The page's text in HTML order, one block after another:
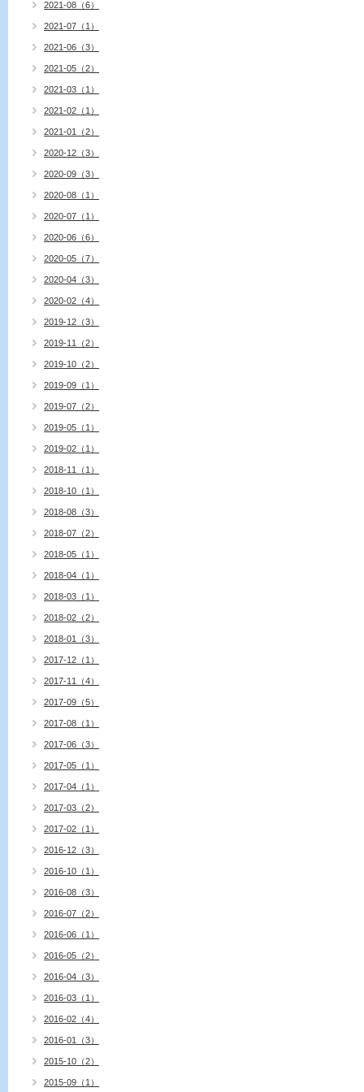
2021-08（6）
2021-07（1）
2021-06（3）
2021-05（2）
2021-03（1）
2021-02（1）
2021-01（2）
2020-12（3）
2020-09（3）
2020-08（1）
2020-07（1）
2020-06（6）
2020-05（7）
2020-04（3）
2020-02（4）
2019-12（3）
2019-11（2）
2019-10（2）
2019-09（1）
2019-07（2）
2019-05（1）
2019-02（1）
2018-11（1）
2018-10（1）
2018-08（3）
2018-07（2）
2018-05（1）
2018-04（1）
2018-03（1）
2018-02（2）
2018-01（3）
2017-12（1）
2017-11（4）
2017-09（5）
2017-08（1）
2017-06（3）
2017-05（1）
2017-04（1）
2017-03（2）
2017-02（1）
2016-12（3）
2016-10（1）
2016-08（3）
2016-07（2）
2016-06（1）
2016-05（2）
2016-04（3）
2016-03（1）
2016-02（4）
2016-01（3）
2015-10（2）
2015-09（1）